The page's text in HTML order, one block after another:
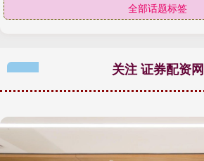
全部话题标签
关注 证券配资网